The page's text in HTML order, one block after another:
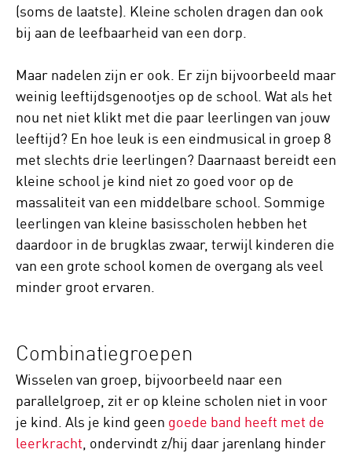
(soms de laatste). Kleine scholen dragen dan ook
bij aan de leefbaarheid van een dorp.
Maar nadelen zijn er ook. Er zijn bijvoorbeeld maar
weinig leeftijdsgenootjes op de school. Wat als het
nou net niet klikt met die paar leerlingen van jouw
leeftijd? En hoe leuk is een eindmusical in groep 8
met slechts drie leerlingen? Daarnaast bereidt een
kleine school je kind niet zo goed voor op de
massaliteit van een middelbare school. Sommige
leerlingen van kleine basisscholen hebben het
daardoor in de brugklas zwaar, terwijl kinderen die
van een grote school komen de overgang als veel
minder groot ervaren.
Combinatiegroepen
Wisselen van groep, bijvoorbeeld naar een
parallelgroep, zit er op kleine scholen niet in voor
je kind. Als je kind geen goede band heeft met de
leerkracht , ondervindt z/hij daar jarenlang hinder